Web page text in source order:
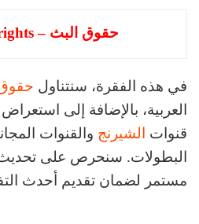
حقوق البث – Broadcast rights
في هذه الفقرة، سنتناول
العربية، بالإضافة إلى استعراض
قنوات
الشيرنج والقنوات
البطولات. سنحرص على
مستمر لضمان تقديم أحدث